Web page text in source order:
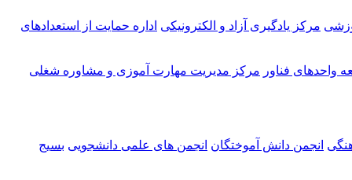
مرکز یادگیری آزاد و الکترونیکی اداره حمایت از استعدادهای
واحدهای فناور مرکز مدیریت مهارت آموزی و مشاوره شغلی
انجمن دانش آموختگان انجمن های علمی دانشجویی بسیج